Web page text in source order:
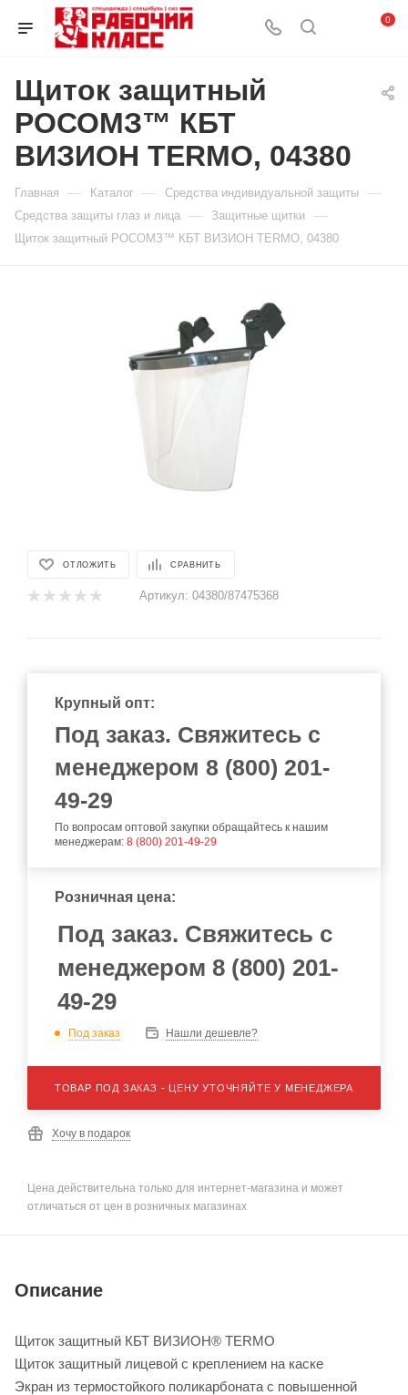
0
Щиток защитный
РОСОМЗ™ КБТ
ВИЗИОН TERMO, 04380
Главная — Каталог — Средства индивидуальной защиты —
Средства защиты глаз и лица — Защитные щитки —
Щиток защитный РОСОМЗ™ КБТ ВИЗИОН TERMO, 04380
ОТЛОЖИТЬ СРАВНИТЬ
Артикул: 04380/87475368
Крупный опт:
Под заказ. Свяжитесь с
менеджером 8 (800) 201-
49-29
По вопросам оптовой закупки обращайтесь к нашим
менеджерам: 8 (800) 201-49-29
Розничная цена:
Под заказ. Свяжитесь с
менеджером 8 (800) 201-
49-29
Под заказ Нашли дешевле?
ТОВАР ПОД ЗАКАЗ - ЦЕНУ УТОЧНЯЙТЕ У МЕНЕДЖЕРА
Хочу в подарок
Цена действительна только для интернет-магазина и может
отличаться от цен в розничных магазинах
Описание
Щиток защитный КБТ ВИЗИОН® TERMO
Щиток защитный лицевой с креплением на каске
Экран из термостойкого поликарбоната с повышенной